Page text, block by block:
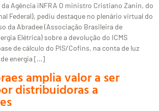
Agência iNFRA O ministro Cristiano Zanin, do
Federal), pediu destaque no plenário virtual do
da Abradee (Associação Brasileira de
Elétrica) sobre a devolução do ICMS
de cálculo do PIS/Cofins, na conta de luz
energia […]
amplia valor a ser
distribuidoras a